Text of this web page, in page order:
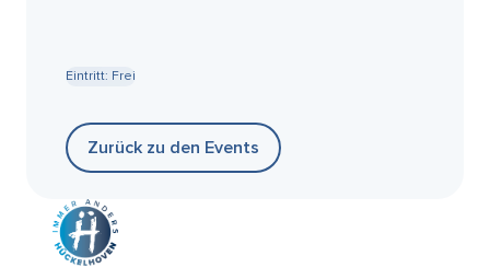
Eintritt: Frei
Zurück zu den Events